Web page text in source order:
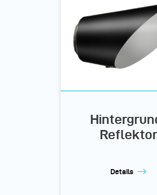
Reflektor
Details